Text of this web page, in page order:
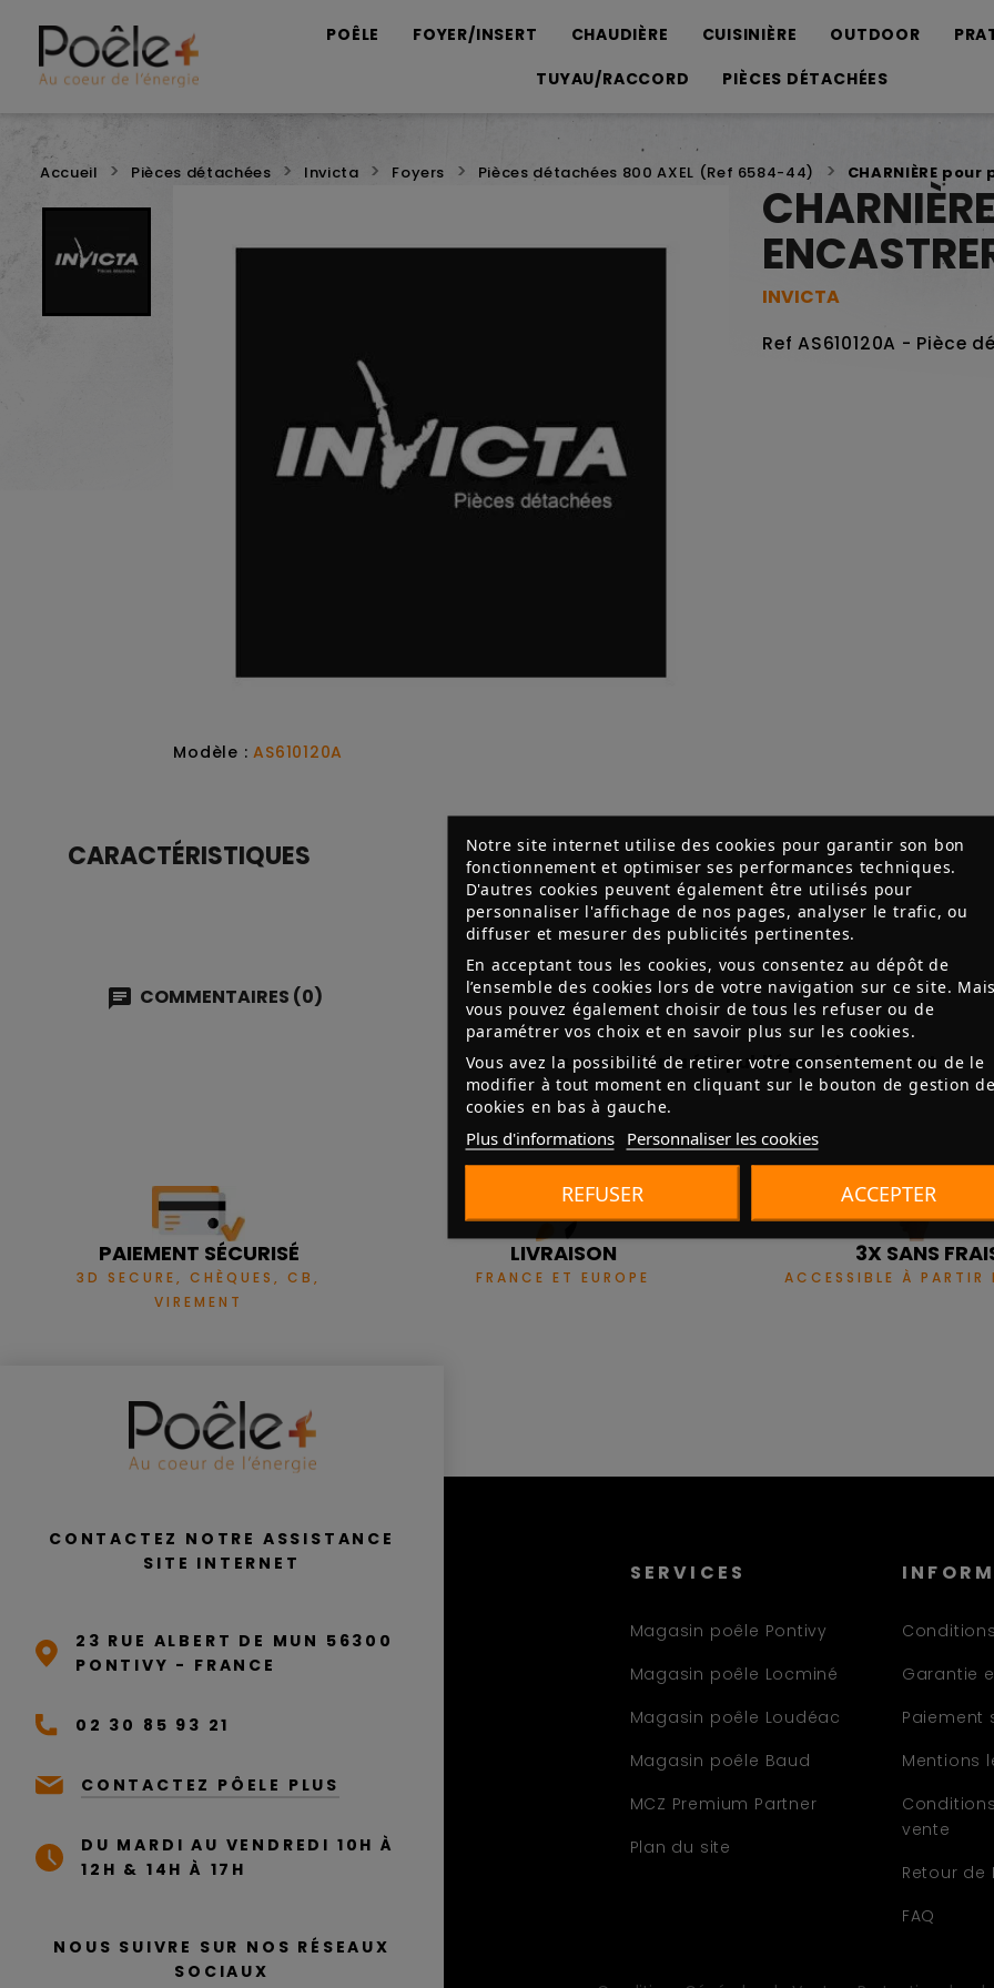
POÊLE FOYER/INSERT CHAUDIÈRE CUISINIÈRE OUTDOOR
TUYAU/RACCORD
PIÈCES DÉTACHÉES
Notre site internet utilise des cookies pour garantir son bon
fonctionnement et optimiser ses performances techniques.
D'autres cookies peuvent également être utilisés pour
personnaliser l'affichage de nos pages, analyser le trafic, ou
diffuser et mesurer des publicités pertinentes.
En acceptant tous les cookies, vous consentez au dépôt de
l’ensemble des cookies lors de votre navigation sur ce site.
vous pouvez également choisir de tous les refuser ou de
paramétrer vos choix et en savoir plus sur les cookies.
Vous avez la possibilité de retirer votre consentement ou de le
modifier à tout moment en cliquant sur le bouton de gestion
cookies en bas à gauche.
Plus d'informations Personnaliser les cookies
REFUSER ACCEPTER
Accueil Pièces détachées Invicta Foyers Pièces détachées 800 AXEL (Ref 6584-44) CHARNIÈRE
Modèle :AS610120A
INVICTA
Ref AS610120A - Pièce
CARACTÉRISTIQUES
COMMENTAIRES (0)
Aucun avis n'a été publié pour le moment.
PAIEMENT SÉCURISÉ
3D SECURE, CHÈQUES, CB,
VIREMENT
LIVRAISON
FRANCE ET EUROPE
3X SANS
ACCESSIBLE À
CONTACTEZ NOTRE ASSISTANCE
SITE INTERNET
23 RUE ALBERT DE MUN 56300
PONTIVY - FRANCE
02 30 85 93 21
CONTACTEZ PÔELE PLUS
DU MARDI AU VENDREDI 10H À
12H & 14H À 17H
NOUS SUIVRE SUR NOS RÉSEAUX
SOCIAUX
SERVICES
Magasin poêle Pontivy
Magasin poêle Locminé
Magasin poêle Loudéac
Magasin poêle Baud
MCZ Premium Partner
Plan du site
Garantie
Paiement
Mentions
vente
Retour de
FAQ